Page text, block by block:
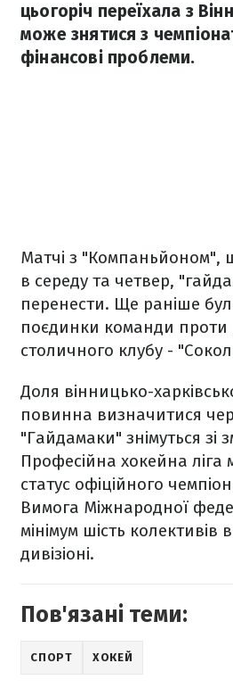
цьогоріч переїхала з
може знятися з
фінансові проблеми.
Матчі з "Компаньйоном",
в середу та четвер,
перенести. Ще раніше
поєдинки команди
столичного клубу -
Доля вінницько-
повинна визначитися
"Гайдамаки" знімуться зі
Професійна хокейна ліга
статус офіційного
Вимога Міжнародної
мінімум шість колективів
дивізіоні.
Пов'язані теми:
СПОРТ ХОКЕЙ